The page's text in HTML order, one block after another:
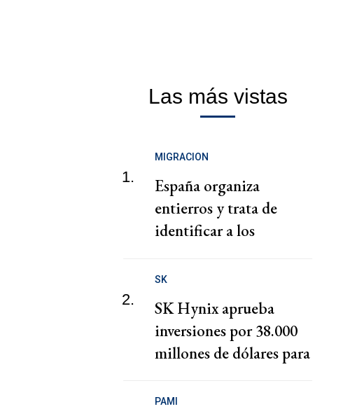
Las más vistas
1.
MIGRACION
España organiza
entierros y trata de
identificar a los
migrantes en Ceuta
2.
SK
SK Hynix aprueba
inversiones por 38.000
millones de dólares para
Corea del Sur
PAMI